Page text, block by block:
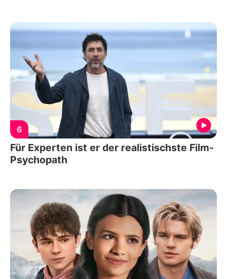
6
Für Experten ist er der realistischste Film-
Psychopath